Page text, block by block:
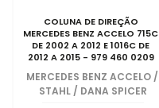
COLUNA DE DIREÇÃO
MERCEDES BENZ ACCELO 715C
DE 2002 A 2012 E 1016C DE
2012 A 2015 - 979 460 0209
MERCEDES BENZ ACCELO /
STAHL / DANA SPICER